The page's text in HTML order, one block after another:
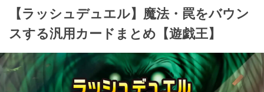
【ラッシュデュエル】魔法・罠をバウン
スする汎用カードまとめ【遊戯王】